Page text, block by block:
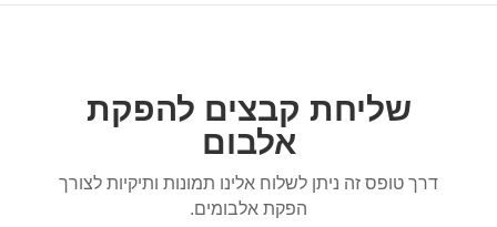
שליחת קבצים להפקת
אלבום
דרך טופס זה ניתן לשלוח אלינו תמונות ותיקיות לצורך
הפקת אלבומים.